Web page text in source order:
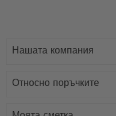
Нашата компания
Относно поръчките